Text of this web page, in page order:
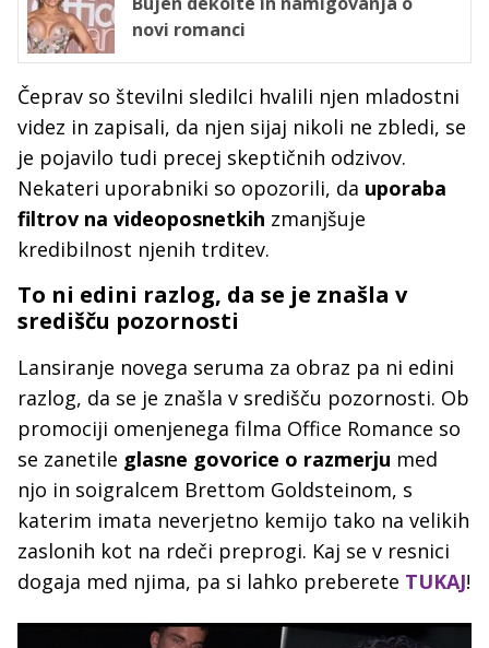
novi romanci
Čeprav so številni sledilci hvalili njen mladostni
videz in zapisali, da njen sijaj nikoli ne zbledi, se
je pojavilo tudi precej skeptičnih odzivov.
Nekateri uporabniki so opozorili, da uporaba
filtrov na videoposnetkih zmanjšuje
kredibilnost njenih trditev.
To ni edini razlog, da se je znašla v
središču pozornosti
Lansiranje novega seruma za obraz pa ni edini
razlog, da se je znašla v središču pozornosti. Ob
promociji omenjenega filma Office Romance so
se zanetile glasne govorice o razmerju med
njo in soigralcem Brettom Goldsteinom, s
katerim imata neverjetno kemijo tako na velikih
zaslonih kot na rdeči preprogi. Kaj se v resnici
dogaja med njima, pa si lahko preberete TUKAJ!